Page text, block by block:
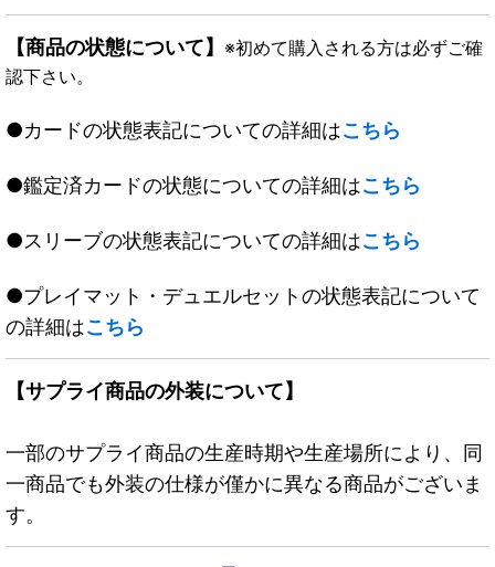
【商品の状態について】 ※初めて購入される方は必ずご確
認下さい。
●カードの状態表記についての詳細はこちら
●鑑定済カードの状態についての詳細はこちら
●スリーブの状態表記についての詳細はこちら
●プレイマット・デュエルセットの状態表記について
の詳細はこちら
【サプライ商品の外装について】
一部のサプライ商品の生産時期や生産場所により、同
一商品でも外装の仕様が僅かに異なる商品がございま
す。